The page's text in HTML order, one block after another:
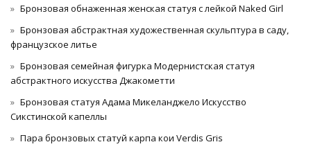
Бронзовая обнаженная женская статуя с лейкой Naked Girl
Бронзовая абстрактная художественная скульптура в саду,
французское литье
Бронзовая семейная фигурка Модернистская статуя
абстрактного искусства Джакометти
Бронзовая статуя Адама Микеланджело Искусство
Сикстинской капеллы
Пара бронзовых статуй карпа кои Verdis Gris